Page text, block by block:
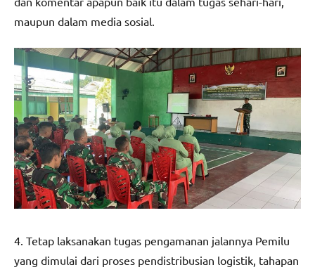
maupun dalam media sosial.
4. Tetap laksanakan tugas pengamanan jalannya Pemilu
yang dimulai dari proses pendistribusian logistik, tahapan